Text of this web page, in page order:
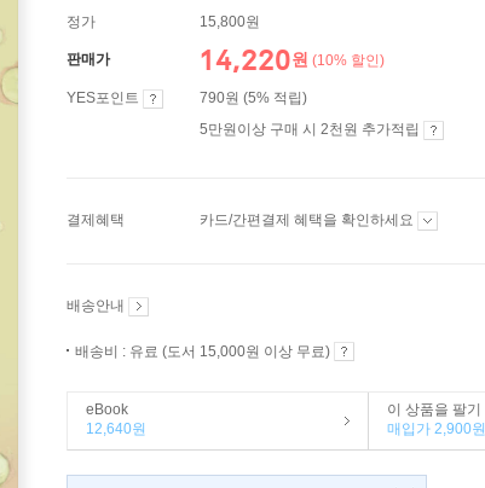
정가 15,800원
판매가 14,220원 (10% 할인)
YES포인트
790원 (5% 적립)
5만원이상 구매 시 2천원 추가적립
결제혜택 카드/간편결제 혜택을 확인하세요
배송안내
배송비 : 유료 (도서 15,000원 이상 무료)
eBook
12,640원
이 상품을 팔기
매입가 2,900원